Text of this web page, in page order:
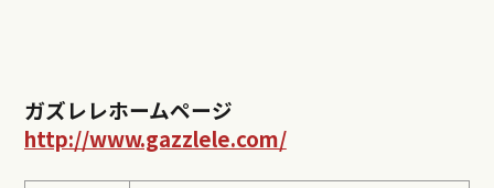
ガズレレホームページ
http://www.gazzlele.com/